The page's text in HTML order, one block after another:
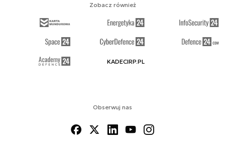
Obserwuj nas
Zobacz również
KADECIRP.PL